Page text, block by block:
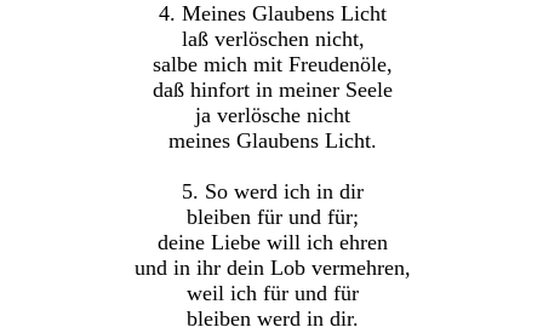
4. Meines Glaubens Licht
laß verlöschen nicht,
salbe mich mit Freudenöle,
daß hinfort in meiner Seele
ja verlösche nicht
meines Glaubens Licht.
5. So werd ich in dir
bleiben für und für;
deine Liebe will ich ehren
und in ihr dein Lob vermehren,
weil ich für und für
bleiben werd in dir.